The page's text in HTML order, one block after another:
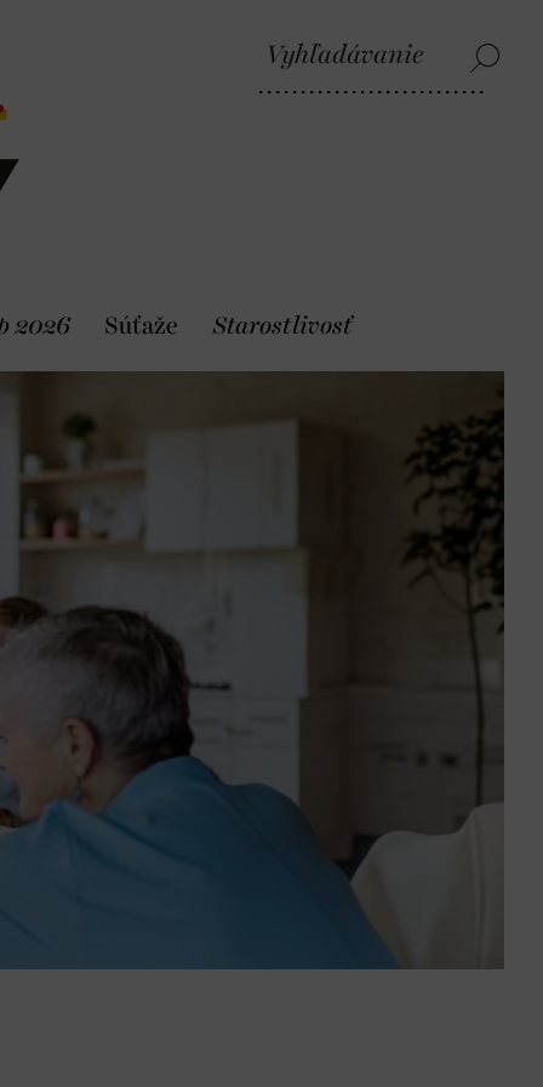
2026 Súťaže Starostlivosť